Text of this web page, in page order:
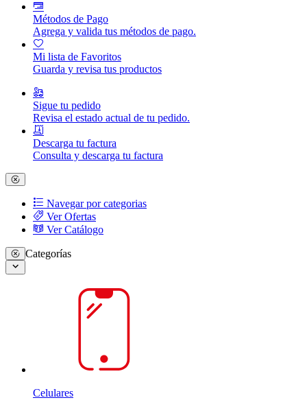
Métodos de Pago
Agrega y valida tus métodos de pago.
Mi lista de Favoritos
Guarda y revisa tus productos
Sigue tu pedido
Revisa el estado actual de tu pedido.
Descarga tu factura
Consulta y descarga tu factura
Navegar por categorias
Ver Ofertas
Ver Catálogo
Categorías
Celulares